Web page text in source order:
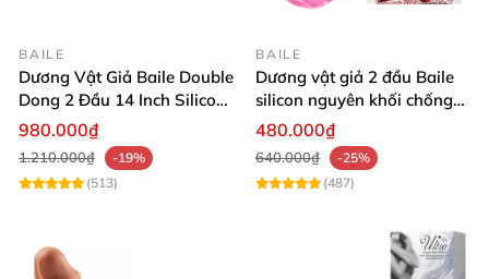
BAILE
Dương Vật Giả Baile Double
Dong 2 Đầu 14 Inch Silicon
Nguyên Khối
980.000₫
1.210.000₫
-19%
(513)
BAILE
Dương vật giả 2 đầu Baile
silicon nguyên khối chống
thấm nước
480.000₫
640.000₫
-25%
(487)